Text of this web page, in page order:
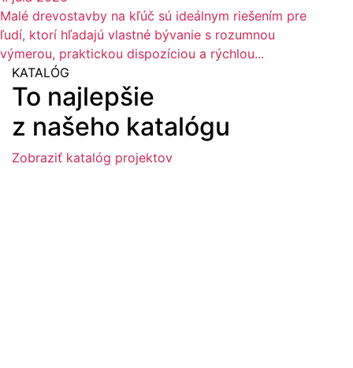
Malé drevostavby na kľúč sú ideálnym riešením pre
ľudí, ktorí hľadajú vlastné bývanie s rozumnou
výmerou, praktickou dispozíciou a rýchlou...
KATALÓG
To najlepšie
z našeho katalógu
Zobraziť katalóg projektov